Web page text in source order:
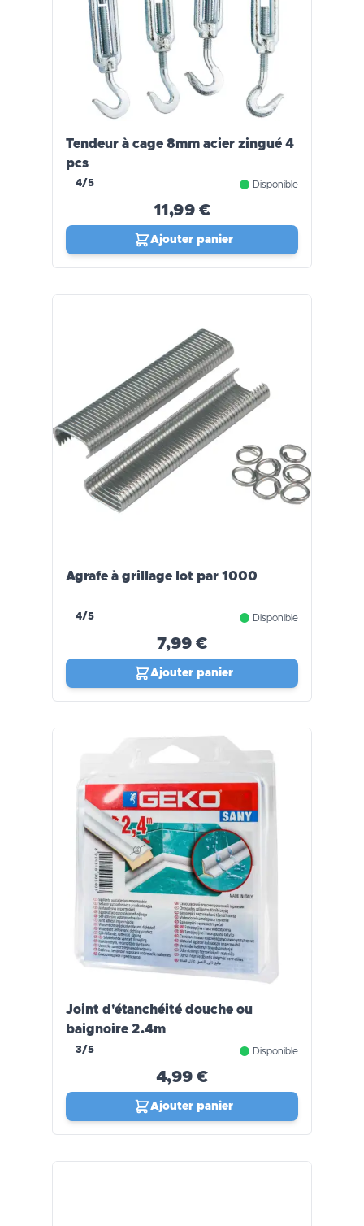
Tendeur à cage 8mm acier zingué 4
pcs
4/5 Disponible
11,99 €
Ajouter panier
Agrafe à grillage lot par 1000
4/5 Disponible
7,99 €
Ajouter panier
Joint d'étanchéité douche ou
baignoire 2.4m
3/5 Disponible
4,99 €
Ajouter panier